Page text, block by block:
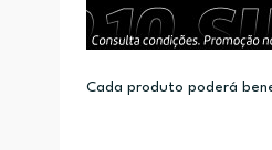
Cada produto poderá